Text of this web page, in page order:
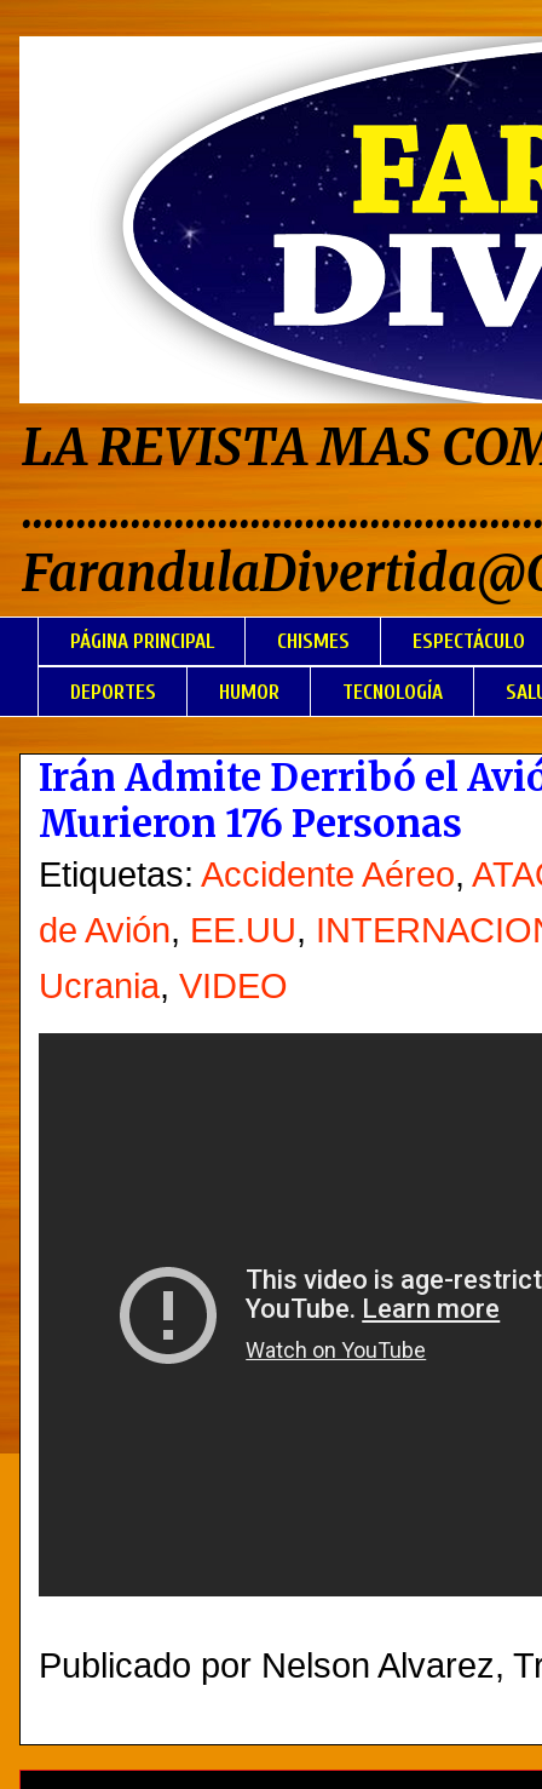
LA REVISTA MAS
PÁGINA PRINCIPAL CHISMES ESPECTÁCULO
DEPORTES HUMOR TECNOLOGÍA
Irán Admite Derribó el
Murieron 176 Personas
Etiquetas: Accidente Aéreo,
de Avión, EE.UU,
Ucrania, VIDEO
Publicado por Nelson Alvarez,